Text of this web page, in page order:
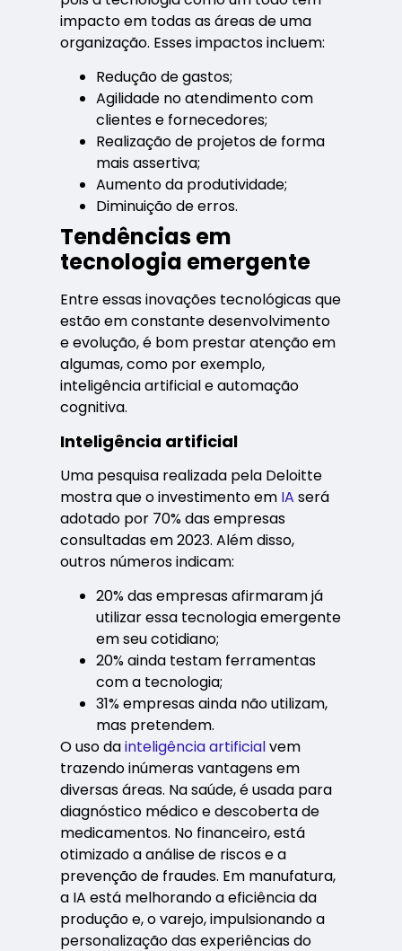
impacto em todas as áreas de uma
organização. Esses impactos incluem:
Redução de gastos;
Agilidade no atendimento com
clientes e fornecedores;
Realização de projetos de forma
mais assertiva;
Aumento da produtividade;
Diminuição de erros.
Tendências em
tecnologia emergente
Entre essas inovações tecnológicas que
estão em constante desenvolvimento
e evolução, é bom prestar atenção em
algumas, como por exemplo,
inteligência artificial e automação
cognitiva.
Inteligência artificial
Uma pesquisa realizada pela Deloitte
mostra que o investimento em IA será
adotado por 70% das empresas
consultadas em 2023. Além disso,
outros números indicam:
20% das empresas afirmaram já
utilizar essa tecnologia emergente
em seu cotidiano;
20% ainda testam ferramentas
com a tecnologia;
31% empresas ainda não utilizam,
mas pretendem.
O uso dainteligência artificialvem
trazendo inúmeras vantagens em
diversas áreas. Na saúde, é usada para
diagnóstico médico e descoberta de
medicamentos. No financeiro, está
otimizado a análise de riscos e a
prevenção de fraudes. Em manufatura,
a IA está melhorando a eficiência da
produção e, o varejo, impulsionando a
personalização das experiências do